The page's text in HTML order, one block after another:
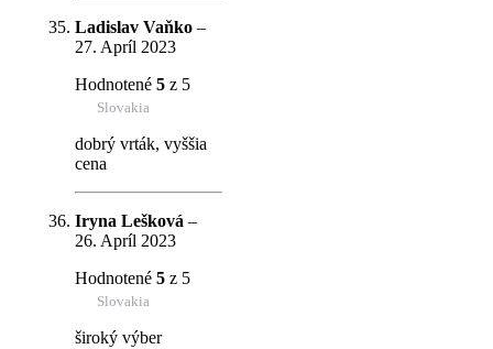
Ladislav Vaňko –
27. Apríl 2023
Hodnotené 5 z 5
Slovakia
dobrý vrták, vyššia
cena
Iryna Lešková –
26. Apríl 2023
Hodnotené 5 z 5
Slovakia
široký výber